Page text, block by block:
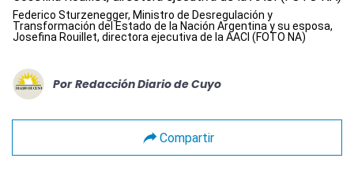
Federico Sturzenegger, Ministro de Desregulación y
Transformación del Estado de la Nación Argentina y su esposa,
Josefina Rouillet, directora ejecutiva de la AACI (FOTO NA)
Por Redacción Diario de Cuyo
Compartir